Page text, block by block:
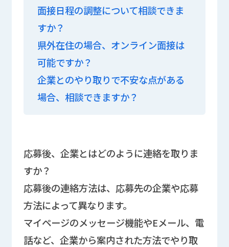
面接日程の調整について相談できま
すか？
県外在住の場合、オンライン面接は
可能ですか？
企業とのやり取りで不安な点がある
場合、相談できますか？
応募後、企業とはどのように連絡を取りま
すか？
応募後の連絡方法は、応募先の企業や応募
方法によって異なります。
マイページのメッセージ機能やEメール、電
話など、企業から案内された方法でやり取